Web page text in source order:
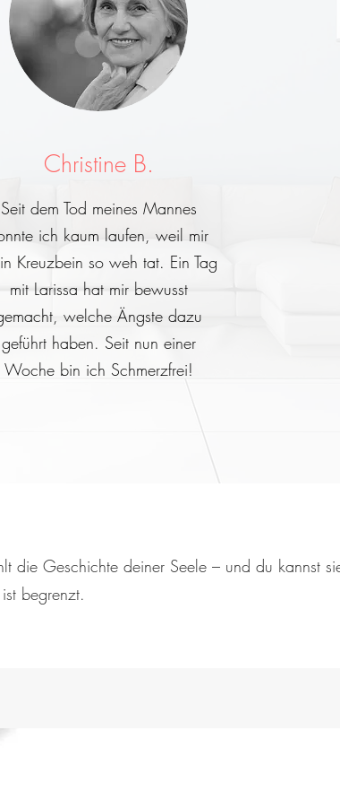
Christine B.
Seit dem Tod meines Mannes
ich kaum laufen, weil mir
Kreuzbein so weh tat. Ein Tag
mit Larissa hat mir bewusst
welche Ängste dazu
geführt haben. Seit nun einer
Woche bin ich Schmerzfrei!
die Geschichte deiner Seele – und du kannst
begrenzt.